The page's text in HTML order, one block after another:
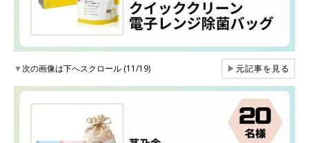
▼次の画像は下へスクロール (11/19) ▶元記事を見る